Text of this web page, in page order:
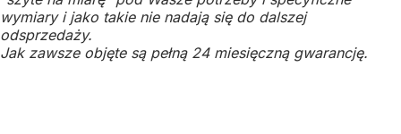
wymiary i jako takie nie nadają się do dalszej
odsprzedaży.
Jak zawsze objęte są pełną 24 miesięczną gwarancję.